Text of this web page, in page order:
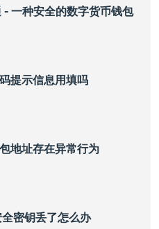
一种安全的数字货币钱包
提示信息用填吗
地址存在异常行为
密钥丢了怎么办